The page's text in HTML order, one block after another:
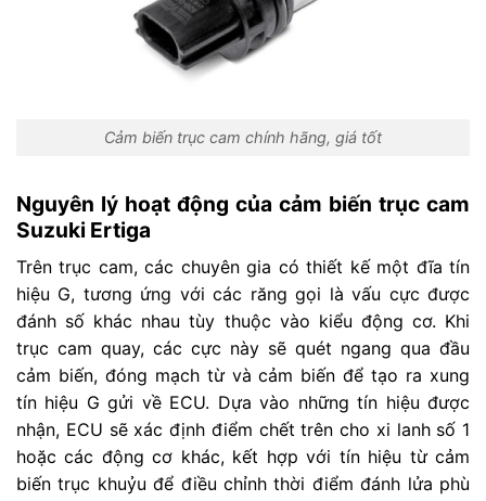
Cảm biến trục cam chính hãng, giá tốt
Nguyên lý hoạt động của cảm biến trục cam
Suzuki Ertiga
Trên trục cam, các chuyên gia có thiết kế một đĩa tín
hiệu G, tương ứng với các răng gọi là vấu cực được
đánh số khác nhau tùy thuộc vào kiểu động cơ. Khi
trục cam quay, các cực này sẽ quét ngang qua đầu
cảm biến, đóng mạch từ và cảm biến để tạo ra xung
tín hiệu G gửi về ECU. Dựa vào những tín hiệu được
nhận, ECU sẽ xác định điểm chết trên cho xi lanh số 1
hoặc các động cơ khác, kết hợp với tín hiệu từ cảm
biến trục khuỷu để điều chỉnh thời điểm đánh lửa phù